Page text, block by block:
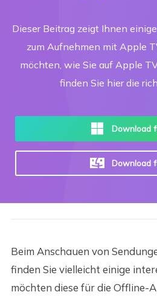
Dieser Beitrag zeigt Ihnen
zum Aufnehmen mit Apple
möchten, wie Sie auf Apple
finden Sie hier die
Download
Download
Beim Anschauen von
finden Sie vielleicht einige
möchten diese für die Offline-